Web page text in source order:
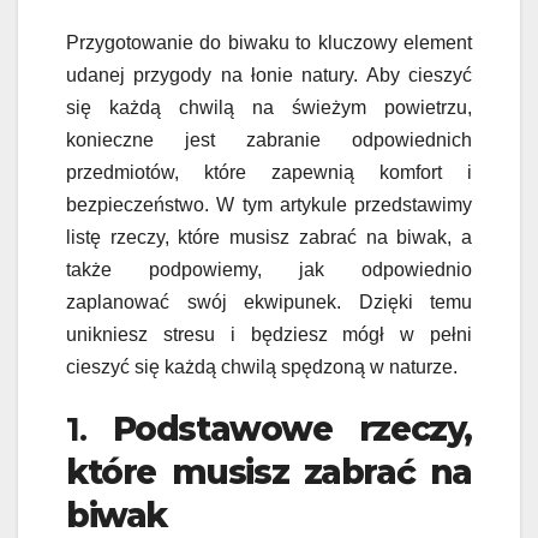
Przygotowanie do biwaku to kluczowy element
udanej przygody na łonie natury. Aby cieszyć
się każdą chwilą na świeżym powietrzu,
konieczne jest zabranie odpowiednich
przedmiotów, które zapewnią komfort i
bezpieczeństwo. W tym artykule przedstawimy
listę rzeczy, które musisz zabrać na biwak, a
także podpowiemy, jak odpowiednio
zaplanować swój ekwipunek. Dzięki temu
unikniesz stresu i będziesz mógł w pełni
cieszyć się każdą chwilą spędzoną w naturze.
1. Podstawowe rzeczy,
które musisz zabrać na
biwak